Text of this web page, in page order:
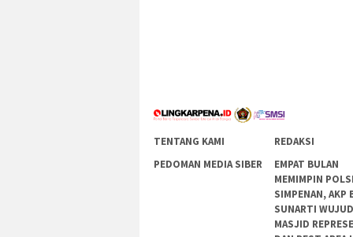
TENTANG KAMI
REDAKSI
PEDOMAN MEDIA SIBER
EMPAT BULAN
MEMIMPIN
SIMPENAN, AKP
SUNARTI
MASJID